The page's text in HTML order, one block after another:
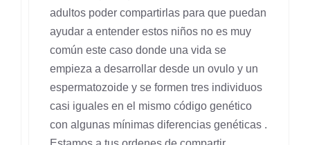
adultos poder compartirlas para que puedan
ayudar a entender estos niños no es muy
común este caso donde una vida se
empieza a desarrollar desde un ovulo y un
espermatozoide y se formen tres individuos
casi iguales en el mismo código genético
con algunas mínimas diferencias genéticas .